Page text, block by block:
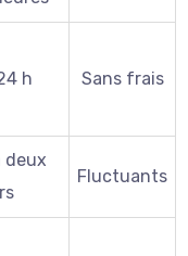
h Sans frais
deux
Fluctuants